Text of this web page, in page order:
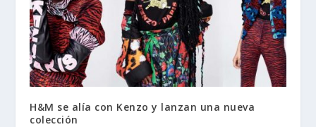
H&M se alía con Kenzo y lanzan una nueva
colección